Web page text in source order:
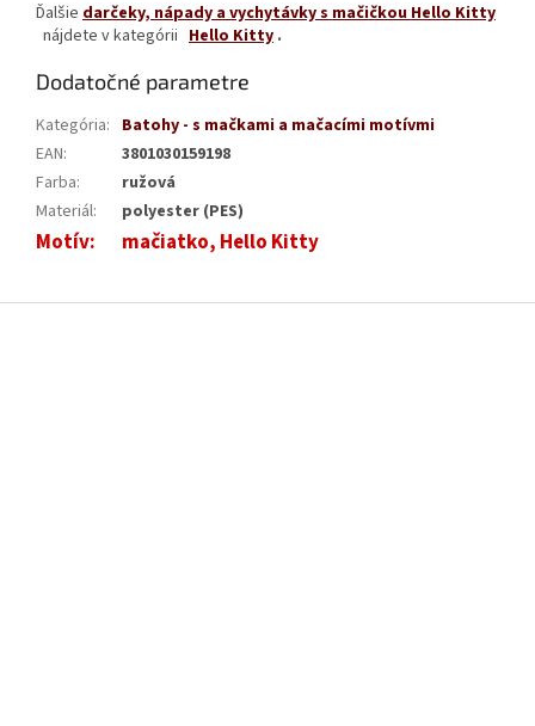
Ďalšie darčeky, nápady a vychytávky s mačičkou Hello Kitty
nájdete v kategórii Hello Kitty .
Dodatočné parametre
Kategória: Batohy - s mačkami a mačacími motívmi
EAN:
3801030159198
Farba:
ružová
Materiál: polyester (PES)
Motív: mačiatko, Hello Kitty